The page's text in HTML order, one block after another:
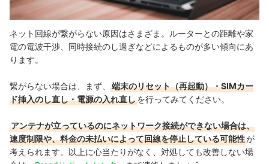
ネット回線が繋がらない原因はさまざま。ルーターとの距離や家
電の電波干渉、同時接続のし過ぎなどによるものが多い傾向にあ
ります。
繋がらない場合は、まず、
端末のリセット（再起動）・SIMカー
ド挿入のし直し・電源の入れ直しを行ってみてください。
アンテナが立っているのにネットワーク接続ができない場合は、
速度制限や、料金の未払いによって回線を停止している可能性が
考えられます。以上に心当たりがなく、対処しても改善しない場